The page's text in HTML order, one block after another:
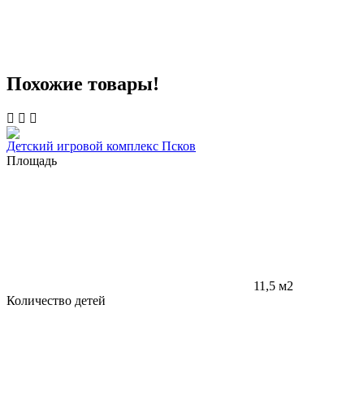
Похожие товары!
Детский игровой комплекс Псков
Площадь
11,5 м2
Количество детей